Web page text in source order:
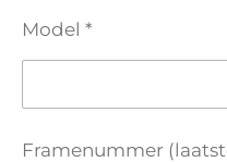
Model *
Framenummer